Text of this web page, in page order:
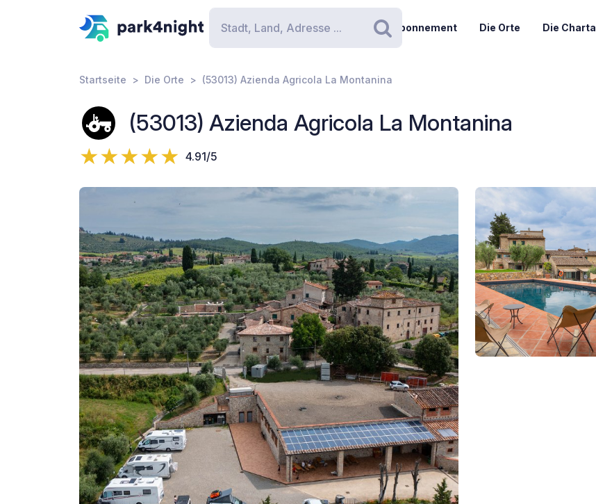
Suchen
Abonnement Die Orte Die Charta
Startseite Die Orte (53013) Azienda Agricola La Montanina
(53013) Azienda Agricola La Montanina
4.91/5